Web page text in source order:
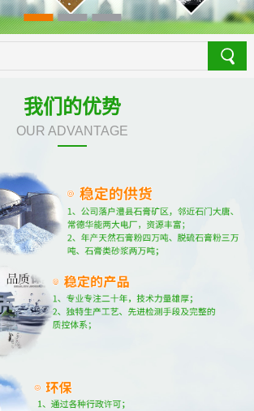
我们的优势
OUR ADVANTAGE